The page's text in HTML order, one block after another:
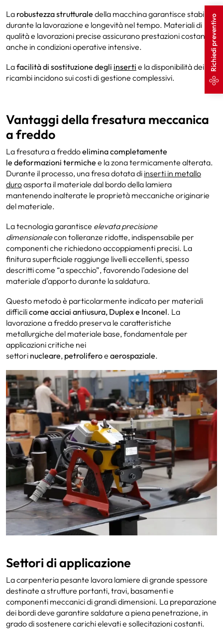
Richiedi preventivo
La robustezza strutturale della macchina garantisce stabilità
durante la lavorazione e longevità nel tempo. Materiali di
qualità e lavorazioni precise assicurano prestazioni costanti
anche in condizioni operative intensive.
Lafacilità di sostituzione degli inserti e la disponibilità dei
ricambi incidono sui costi di gestione complessivi.
Vantaggi della fresatura meccanica
a freddo
La fresatura a freddoelimina completamente
le deformazioni termiche e la zona termicamente alterata.
Durante il processo, una fresa dotata di inserti in metallo
duroasporta il materiale dal bordo della lamiera
mantenendo inalterate le proprietà meccaniche originarie
del materiale.
La tecnologia garantisce elevata precisione
dimensionalecon tolleranze ridotte, indispensabile per
componenti che richiedono accoppiamenti precisi. La
finitura superficiale raggiunge livelli eccellenti, spesso
descritti come “a specchio”, favorendo l’adesione del
materiale d’apporto durante la saldatura.
Questo metodo è particolarmente indicato per materiali
difficilicome acciai antiusura, Duplex e Inconel. La
lavorazione a freddo preserva le caratteristiche
metallurgiche del materiale base, fondamentale per
applicazioni critiche nei
settori nucleare, petroliferoe aerospaziale.
Settori di applicazione
La carpenteria pesante lavora lamiere di grande spessore
destinate a strutture portanti, travi, basamenti e
componenti meccanici di grandi dimensioni. La preparazione
dei bordi deve garantire saldature a piena penetrazione, in
grado di sostenere carichi elevati e sollecitazioni costanti.